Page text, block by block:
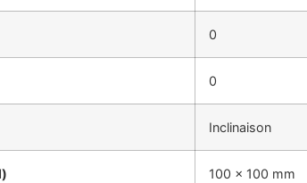
0
0
Inclinaison
100 x 100 mm